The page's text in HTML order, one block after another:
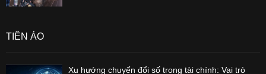
TIỀN ẢO
Xu hướng chuyển đổi số trong tài chính: Vai trò